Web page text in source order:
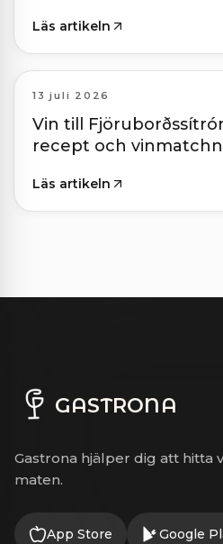
Läs artikeln
13 juli 2026
Vin till
recept och
Läs artikeln
GASTRONA
Gastrona hjälper dig att hitta
maten.
App Store Google